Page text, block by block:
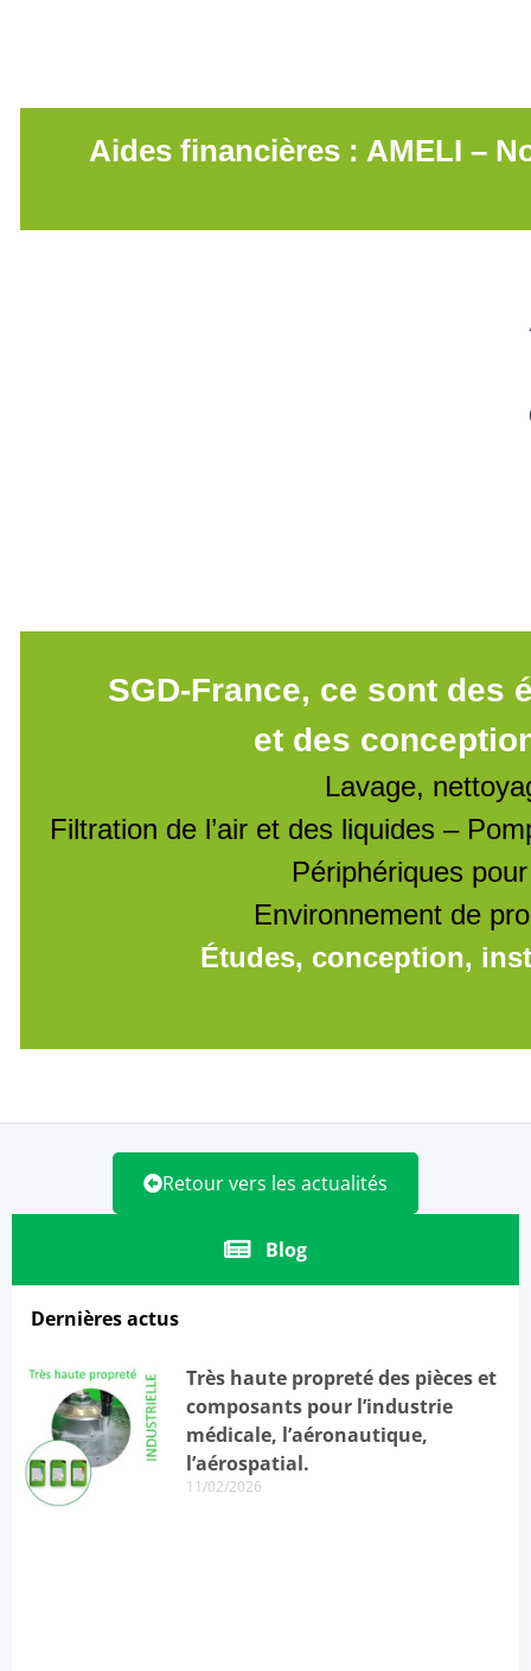
Aides financières : AMELI –
SGD-France, ce sont
et des
Lavage,
Filtration de l’air et des liquides –
Périphériques
Environnement de
Études, conception,
Retour vers les actualités
Blog
Dernières actus
Très haute propreté des pièces et
composants pour l’industrie
médicale, l’aéronautique,
l’aérospatial.
11/02/2026